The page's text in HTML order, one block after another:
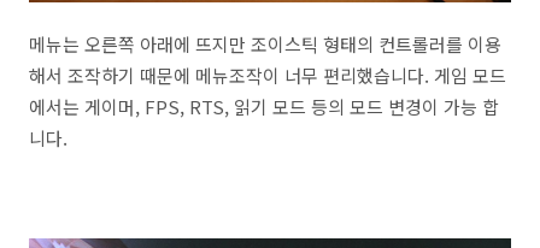
메뉴는 오른쪽 아래에 뜨지만 조이스틱 형태의 컨트롤러를 이용
해서 조작하기 때문에 메뉴조작이 너무 편리했습니다. 게임 모드
에서는 게이머, FPS, RTS, 읽기 모드 등의 모드 변경이 가능 합
니다.